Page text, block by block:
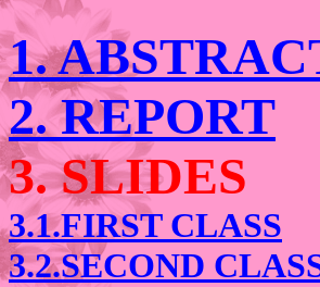
1.
2. REPORT
3. SLIDES
3.1.FIRST CLASS
3.2.SECOND